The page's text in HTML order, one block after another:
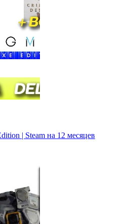
| Steam на 12 месяцев